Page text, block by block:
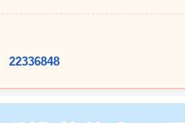
22336848